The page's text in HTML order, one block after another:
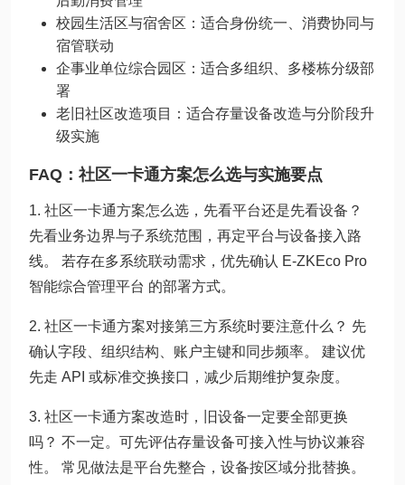
校园生活区与宿舍区：适合身份统一、消费协同与
宿管联动
企事业单位综合园区：适合多组织、多楼栋分级部
署
老旧社区改造项目：适合存量设备改造与分阶段升
级实施
FAQ：社区一卡通方案怎么选与实施要点
1. 社区一卡通方案怎么选，先看平台还是先看设备？
先看业务边界与子系统范围，再定平台与设备接入路
线。 若存在多系统联动需求，优先确认 E-ZKEco Pro
智能综合管理平台 的部署方式。
2. 社区一卡通方案对接第三方系统时要注意什么？ 先
确认字段、组织结构、账户主键和同步频率。 建议优
先走 API 或标准交换接口，减少后期维护复杂度。
3. 社区一卡通方案改造时，旧设备一定要全部更换
吗？ 不一定。可先评估存量设备可接入性与协议兼容
性。 常见做法是平台先整合，设备按区域分批替换。